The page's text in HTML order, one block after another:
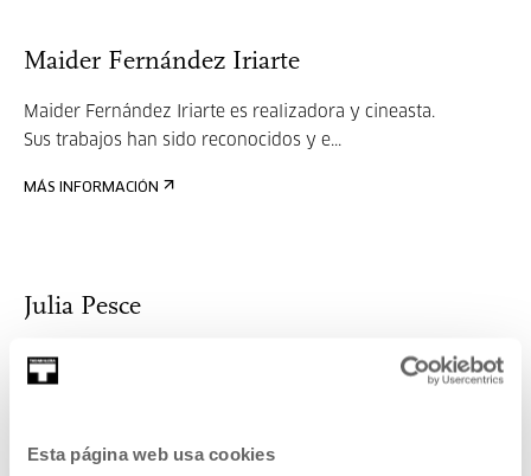
Esta página web usa cookies
Maider Fernández Iriarte
Maider Fernández Iriarte es realizadora y cineasta.
Sus trabajos han sido reconocidos y e...
MÁS INFORMACIÓN
Julia Pesce
película "Nosotras·Ellas" fué estr...